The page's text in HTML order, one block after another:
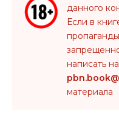
данного
Если в
написать
материала